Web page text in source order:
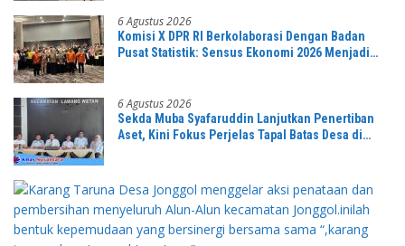
6 Agustus 2026
Komisi X DPR RI Berkolaborasi Dengan Badan
Pusat Statistik: Sensus Ekonomi 2026 Menjadi
6 Agustus 2026
Sekda Muba Syafaruddin Lanjutkan Penertiban
Aset, Kini Fokus Perjelas Tapal Batas Desa di